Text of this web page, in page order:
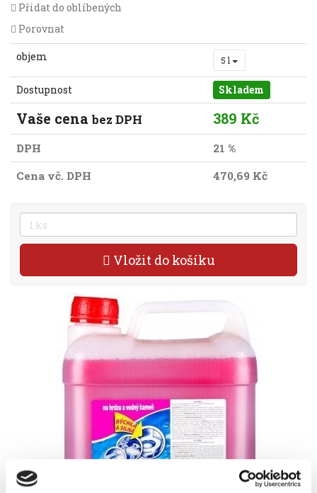
Přidat do oblíbených
Porovnat
objem 5 l
Dostupnost Skladem
Vaše cena bez DPH 389 Kč
DPH
21 %
Cena vč. DPH
470,69 Kč
Vložit do košíku